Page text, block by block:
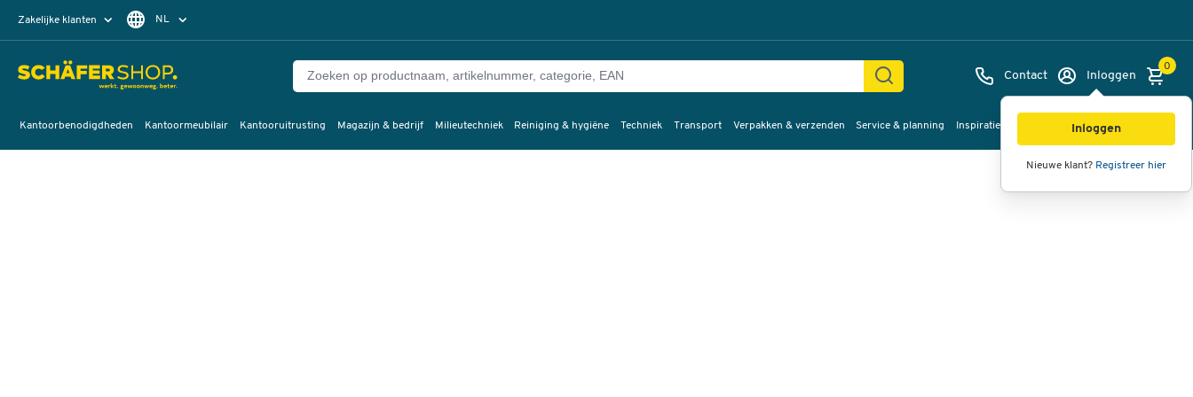
Zakelijke klanten NL
Contact Inloggen
Inloggen
Nieuwe klant? Registreer hier
0
Kantoorbenodigdheden Kantoormeubilair Kantooruitrusting Magazijn & bedrijf Milieutechniek Reiniging & hygiëne Techniek Transport Verpakken & verzenden Service & planning Inspiratie
Afbeeldingen Video's
360°
weergave